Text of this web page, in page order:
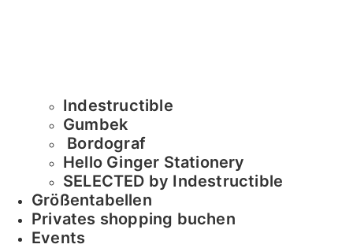
Indestructible
Gumbek
Bordograf
Hello Ginger Stationery
SELECTED by Indestructible
Größentabellen
Privates shopping buchen
Events